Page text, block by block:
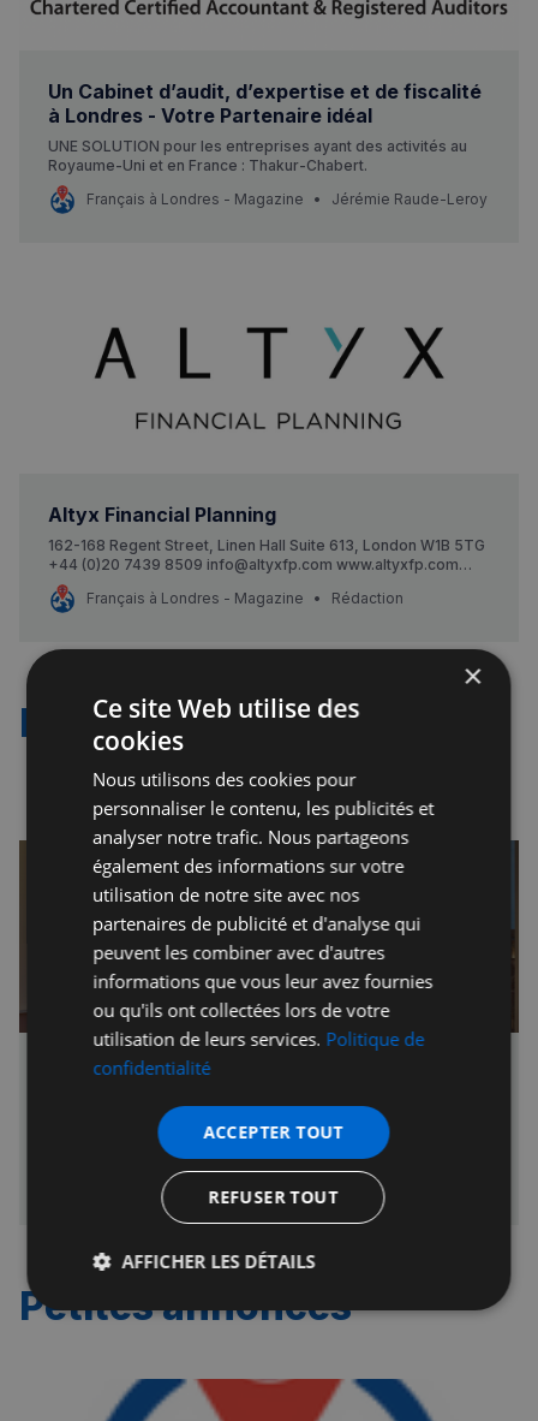
Un Cabinet d’audit, d’expertise et de fiscalité
à Londres - Votre Partenaire idéal
UNE SOLUTION pour les entreprises ayant des activités au
Royaume-Uni et en France : Thakur-Chabert.
Français à Londres - Magazine
Jérémie Raude-Leroy
Altyx Financial Planning
162-168 Regent Street, Linen Hall Suite 613, London W1B 5TG
+44 (0)20 7439 8509 info@altyxfp.com www.altyxfp.com
Lundi au vendredi : 9.00 AM – 6.00 PM En savoir plus ALTYX
FINANCIAL PLANNING Altyx Financial Planning Ltd est un
Français à Londres - Magazine Rédaction
Événements à venir
Postez votre événement sur le forum
🇫🇷 Soirée des partenaires - Mardi 2 Juin
Nous vous donnons rendez-vous le mardi 2 juin 2026 à 18h00
au PEROLA, perché au 14ème étage à Nine Elms, pour une
Français à Londres - Magazine
Jérémie Raude-Leroy
Petites annonces
×
Ce site Web utilise des
cookies
Nous utilisons des cookies pour
personnaliser le contenu, les publicités et
analyser notre trafic. Nous partageons
également des informations sur votre
utilisation de notre site avec nos
partenaires de publicité et d'analyse qui
peuvent les combiner avec d'autres
informations que vous leur avez fournies
ou qu'ils ont collectées lors de votre
utilisation de leurs services. Politique de
confidentialité
ACCEPTER TOUT
REFUSER TOUT
AFFICHER LES DÉTAILS
Strictement
Performance Ciblage